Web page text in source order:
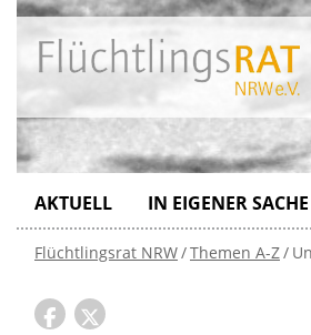
AKTUELL IN EIGENER SACHE
Flüchtlingsrat NRW Themen A-Z